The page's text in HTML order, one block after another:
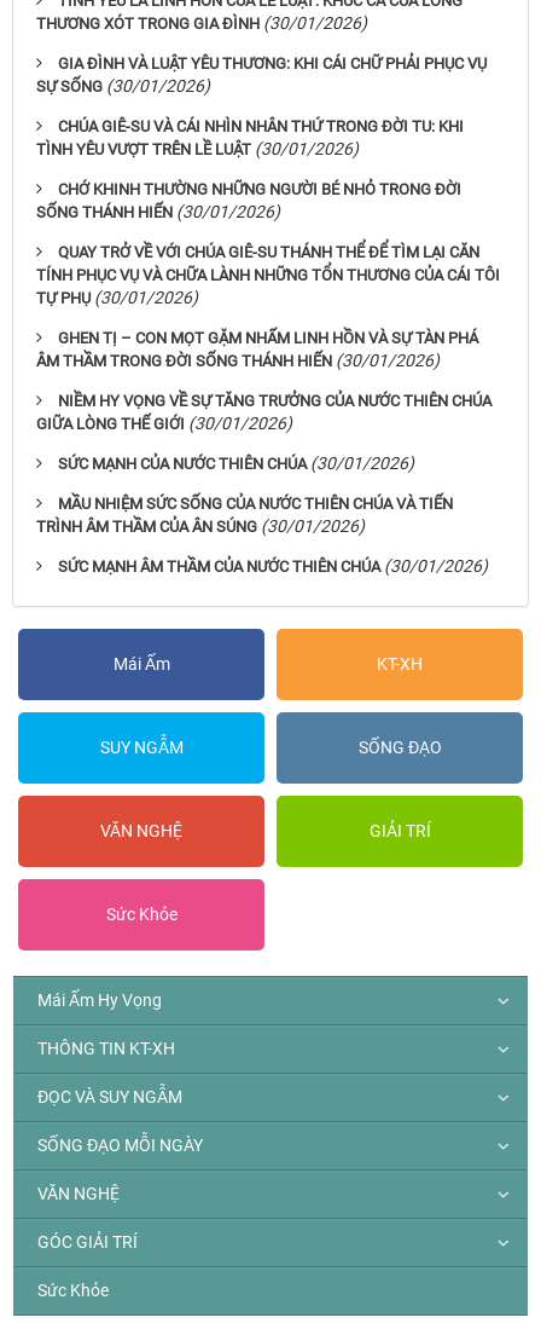
THƯƠNG XÓT TRONG GIA ĐÌNH (30/01/2026)
GIA ĐÌNH VÀ LUẬT YÊU THƯƠNG: KHI CÁI CHỮ PHẢI PHỤC VỤ
SỰ SỐNG (30/01/2026)
CHÚA GIÊ-SU VÀ CÁI NHÌN NHÂN THỨ TRONG ĐỜI TU: KHI
TÌNH YÊU VƯỢT TRÊN LỀ LUẬT (30/01/2026)
CHỚ KHINH THƯỜNG NHỮNG NGƯỜI BÉ NHỎ TRONG ĐỜI
SỐNG THÁNH HIẾN (30/01/2026)
QUAY TRỞ VỀ VỚI CHÚA GIÊ-SU THÁNH THỂ ĐỂ TÌM LẠI CĂN
TÍNH PHỤC VỤ VÀ CHỮA LÀNH NHỮNG TỔN THƯƠNG CỦA CÁI TÔI
TỰ PHỤ (30/01/2026)
GHEN TỊ – CON MỌT GẶM NHẤM LINH HỒN VÀ SỰ TÀN PHÁ
ÂM THẦM TRONG ĐỜI SỐNG THÁNH HIẾN (30/01/2026)
NIỀM HY VỌNG VỀ SỰ TĂNG TRƯỞNG CỦA NƯỚC THIÊN CHÚA
GIỮA LÒNG THẾ GIỚI (30/01/2026)
SỨC MẠNH CỦA NƯỚC THIÊN CHÚA (30/01/2026)
MẦU NHIỆM SỨC SỐNG CỦA NƯỚC THIÊN CHÚA VÀ TIẾN
TRÌNH ÂM THẦM CỦA ÂN SÚNG (30/01/2026)
SỨC MẠNH ÂM THẦM CỦA NƯỚC THIÊN CHÚA (30/01/2026)
Mái Ấm KT-XH
SUY NGẪM SỐNG ĐẠO
VĂN NGHỆ GIẢI TRÍ
Sức Khỏe
Mái Ấm Hy Vọng
THÔNG TIN KT-XH
ĐỌC VÀ SUY NGẪM
SỐNG ĐẠO MỖI NGÀY
VĂN NGHỆ
GÓC GIẢI TRÍ
Sức Khỏe